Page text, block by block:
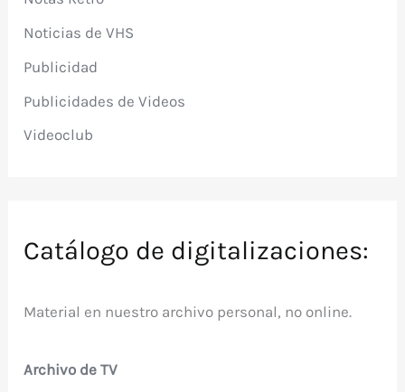
Noticias de VHS
Publicidad
Publicidades de Videos
Videoclub
Catálogo de digitalizaciones:
Material en nuestro archivo personal, no online.
Archivo de TV